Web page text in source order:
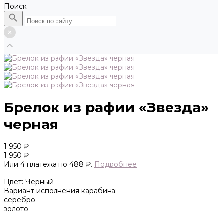
Поиск
Брелок из рафии «Звезда»
черная
1 950 ₽
1 950 ₽
Или 4 платежа по 488 ₽. Подробнее
Цвет: Черный
Вариант исполнения карабина:
серебро
золото